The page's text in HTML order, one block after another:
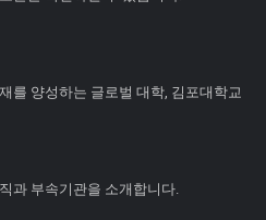
를 양성하는 글로벌 대학, 김포대학교
과 부속기관을 소개합니다.